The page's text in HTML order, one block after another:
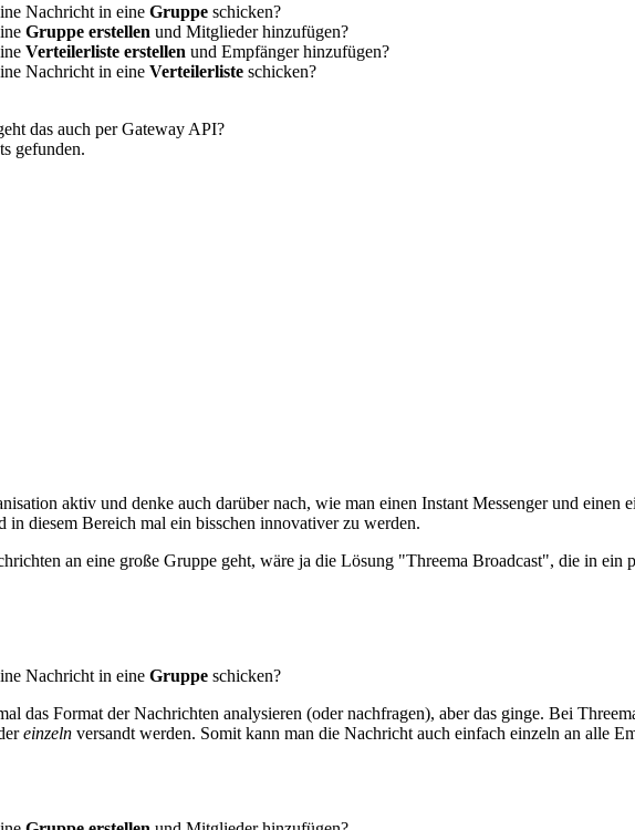
Nachricht in eine Gruppe schicken?
Gruppe erstellen und Mitglieder hinzufügen?
Verteilerliste erstellen und Empfänger hinzufügen?
Nachricht in eine Verteilerliste schicken?
das auch per Gateway API?
gefunden.
aktiv und denke auch darüber nach, wie man einen Instant Messenger und einen
in diesem Bereich mal ein bisschen innovativer zu werden.
an eine große Gruppe geht, wäre ja die Lösung "Threema Broadcast", die in ein
Nachricht in eine Gruppe schicken?
das Format der Nachrichten analysieren (oder nachfragen), aber das ginge. Bei
einzeln versandt werden. Somit kann man die Nachricht auch einfach einzeln an alle